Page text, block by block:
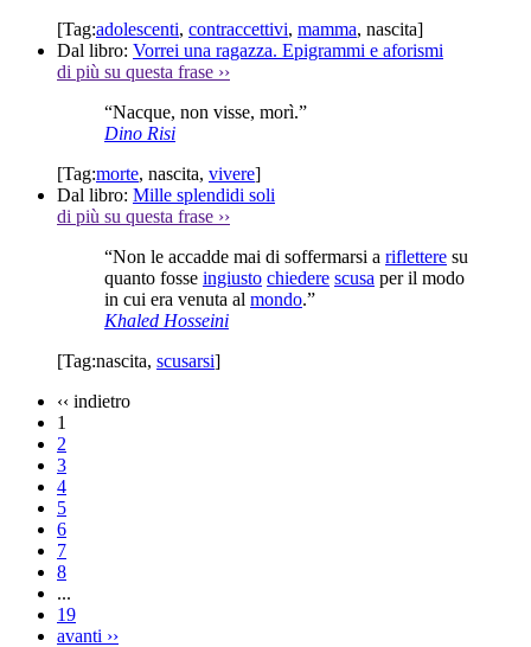
[Tag:adolescenti, contraccettivi, mamma, nascita]
Dal libro: Vorrei una ragazza. Epigrammi e aforismi
di più su questa frase ››
“Nacque, non visse, morì.”
Dino Risi
[Tag:morte, nascita, vivere]
Dal libro: Mille splendidi soli
di più su questa frase ››
“Non le accadde mai di soffermarsi a riflettere su
quanto fosse ingiusto chiedere scusa per il modo
in cui era venuta al mondo.”
Khaled Hosseini
[Tag:nascita, scusarsi]
‹‹ indietro
1
2
3
4
5
6
7
8
...
19
avanti ››